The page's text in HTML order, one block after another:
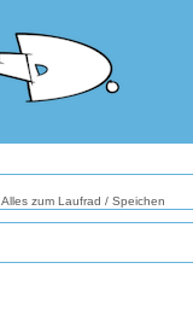
Alles zum Laufrad / Speichen